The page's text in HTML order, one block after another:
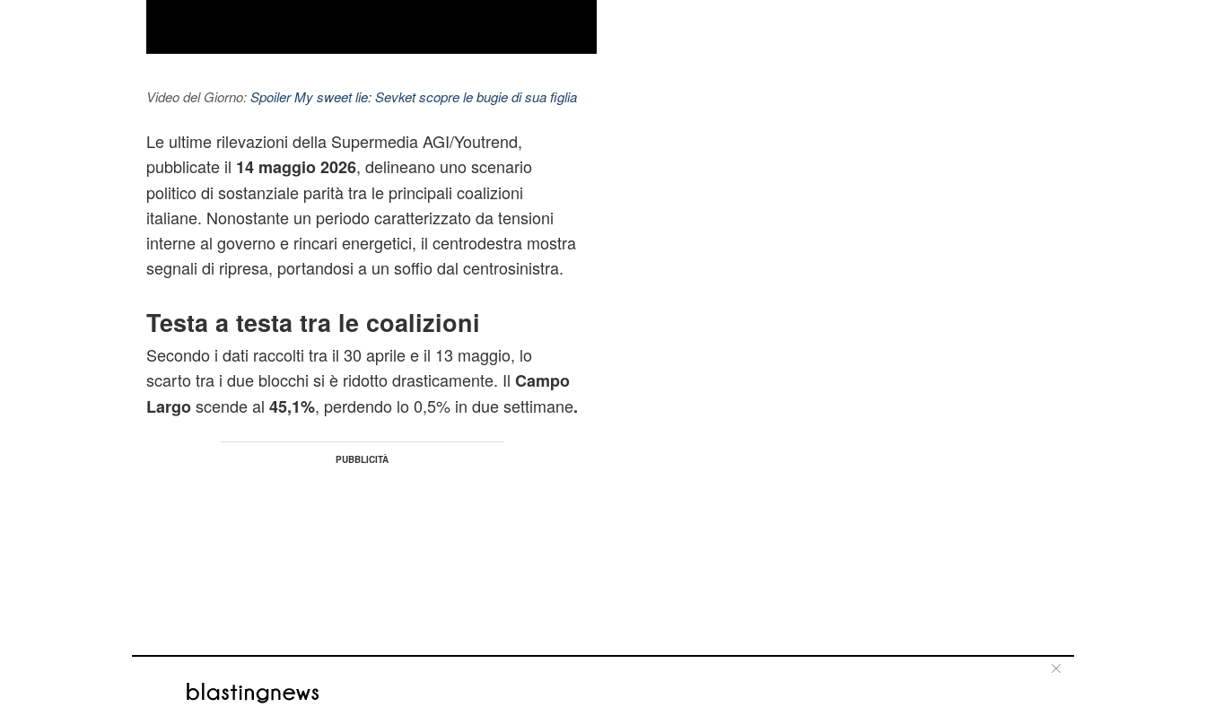
Video del Giorno:Spoiler My sweet lie: Sevket scopre le bugie di sua figlia
Le ultime rilevazioni della Supermedia AGI/Youtrend,
pubblicate il 14 maggio 2026, delineano uno scenario
politico di sostanziale parità tra le principali coalizioni
italiane. Nonostante un periodo caratterizzato da tensioni
interne al governo e rincari energetici, il centrodestra mostra
segnali di ripresa, portandosi a un soffio dal centrosinistra.
Testa a testa tra le coalizioni
Secondo i dati raccolti tra il 30 aprile e il 13 maggio, lo
scarto tra i due blocchi si è ridotto drasticamente. Il Campo
Largoscende al 45,1%, perdendo lo 0,5% in due settimane.